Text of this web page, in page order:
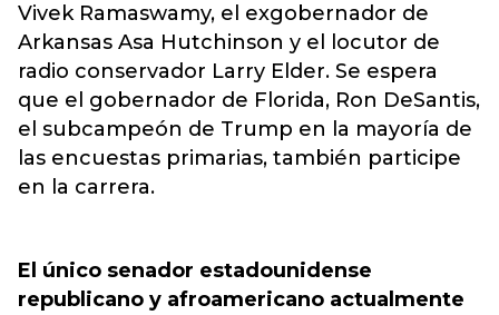
Vivek Ramaswamy, el exgobernador de
Arkansas Asa Hutchinson y el locutor de
radio conservador Larry Elder. Se espera
que el gobernador de Florida, Ron DeSantis,
el subcampeón de Trump en la mayoría de
las encuestas primarias, también participe
en la carrera.
El único senador estadounidense
republicano y afroamericano actualmente